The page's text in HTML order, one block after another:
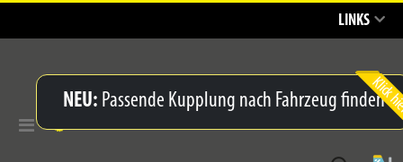
LINKS
Navigation
NEU: Passende Kupplung nach Fahrzeug finden